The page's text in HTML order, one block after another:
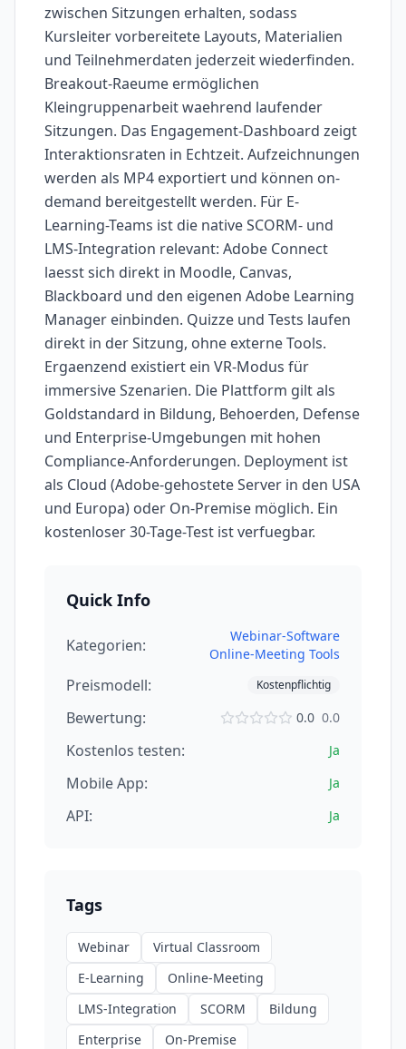
zwischen Sitzungen erhalten, sodass
Kursleiter vorbereitete Layouts, Materialien
und Teilnehmerdaten jederzeit wiederfinden.
Breakout-Raeume ermöglichen
Kleingruppenarbeit waehrend laufender
Sitzungen. Das Engagement-Dashboard zeigt
Interaktionsraten in Echtzeit. Aufzeichnungen
werden als MP4 exportiert und können on-
demand bereitgestellt werden. Für E-
Learning-Teams ist die native SCORM- und
LMS-Integration relevant: Adobe Connect
laesst sich direkt in Moodle, Canvas,
Blackboard und den eigenen Adobe Learning
Manager einbinden. Quizze und Tests laufen
direkt in der Sitzung, ohne externe Tools.
Ergaenzend existiert ein VR-Modus für
immersive Szenarien. Die Plattform gilt als
Goldstandard in Bildung, Behoerden, Defense
und Enterprise-Umgebungen mit hohen
Compliance-Anforderungen. Deployment ist
als Cloud (Adobe-gehostete Server in den USA
und Europa) oder On-Premise möglich. Ein
kostenloser 30-Tage-Test ist verfuegbar.
Quick Info
Kategorien:
Webinar-Software
Online-Meeting Tools
Preismodell: Kostenpflichtig
Bewertung: 0.0 0.0
Kostenlos testen: Ja
Mobile App: Ja
API: Ja
Tags
Webinar
Virtual Classroom
E-Learning
Online-Meeting
LMS-Integration
SCORM
Bildung
Enterprise
On-Premise